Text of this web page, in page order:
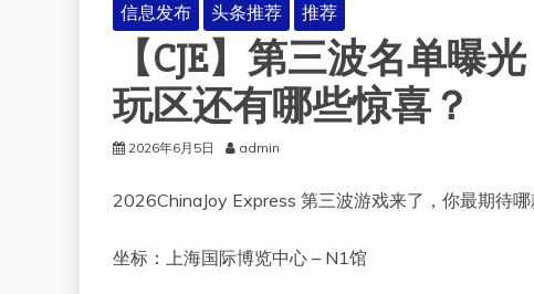
信息发布 头条推荐 推荐
【CJE】第三波名单曝
玩区还有哪些惊喜？
2026年6月5日 admin
2026ChinaJoy Express 第三波游戏来了，你最期待哪
坐标：上海国际博览中心 – N1馆